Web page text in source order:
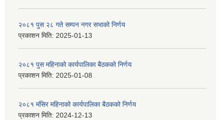
२०८१ पुस २८ गते सम्प‍न नगर सभाको निर्णय
प्रकाशन मिति: 2025-01-13
२०८१ पुस महिनाको कार्यपालिका बैठकको निर्णय
प्रकाशन मिति: 2025-01-08
२०८१ मंसिर महिनाको कार्यपालिका बैठकको निर्णय
प्रकाशन मिति: 2024-12-13